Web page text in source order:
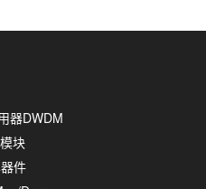
器DWDM
块
件